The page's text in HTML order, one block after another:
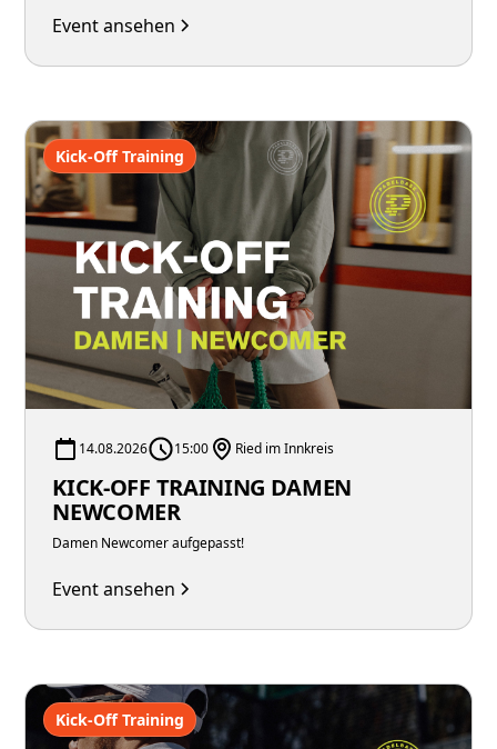
Event ansehen
Kick-Off Training
14.08.2026 15:00 Ried im Innkreis
KICK-OFF TRAINING DAMEN
NEWCOMER
Damen Newcomer aufgepasst!
Event ansehen
Kick-Off Training